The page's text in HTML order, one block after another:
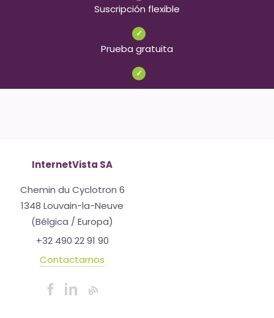
Suscripción flexible
✓
Prueba gratuita
✓
InternetVista SA
Chemin du Cyclotron 6
1348 Louvain-la-Neuve
(Bélgica / Europa)
+32 490 22 91 90
Contactarnos